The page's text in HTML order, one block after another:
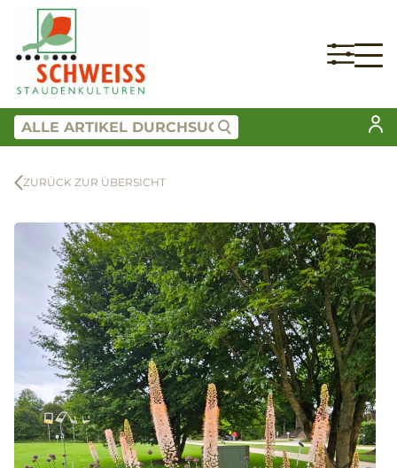
ZURÜCK ZUR ÜBERSICHT